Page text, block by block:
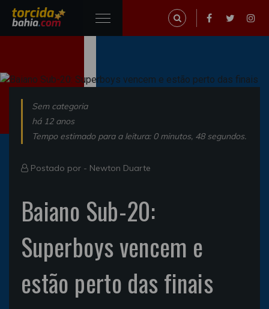
Sem categoria
há 12 anos
Tempo estimado para a leitura: 0 minutos, 48 segundos.
Postado por - Newton Duarte
Baiano Sub-20:
Superboys vencem e
estão perto das finais